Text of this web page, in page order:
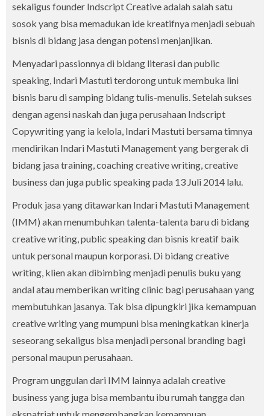
sekaligus founder Indscript Creative adalah salah satu
sosok yang bisa memadukan ide kreatifnya menjadi sebuah
bisnis di bidang jasa dengan potensi menjanjikan.
Menyadari passionnya di bidang literasi dan public
speaking, Indari Mastuti terdorong untuk membuka lini
bisnis baru di samping bidang tulis-menulis. Setelah sukses
dengan agensi naskah dan juga perusahaan Indscript
Copywriting yang ia kelola, Indari Mastuti bersama timnya
mendirikan Indari Mastuti Management yang bergerak di
bidang jasa training, coaching creative writing, creative
business dan juga public speaking pada 13 Juli 2014 lalu.
Produk jasa yang ditawarkan Indari Mastuti Management
(IMM) akan menumbuhkan talenta-talenta baru di bidang
creative writing, public speaking dan bisnis kreatif baik
untuk personal maupun korporasi. Di bidang creative
writing, klien akan dibimbing menjadi penulis buku yang
andal atau memberikan writing clinic bagi perusahaan yang
membutuhkan jasanya. Tak bisa dipungkiri jika kemampuan
creative writing yang mumpuni bisa meningkatkan kinerja
seseorang sekaligus bisa menjadi personal branding bagi
personal maupun perusahaan.
Program unggulan dari IMM lainnya adalah creative
business yang juga bisa membantu ibu rumah tangga dan